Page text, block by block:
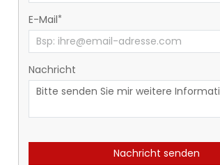
E-Mail
Nachricht
Nachricht senden